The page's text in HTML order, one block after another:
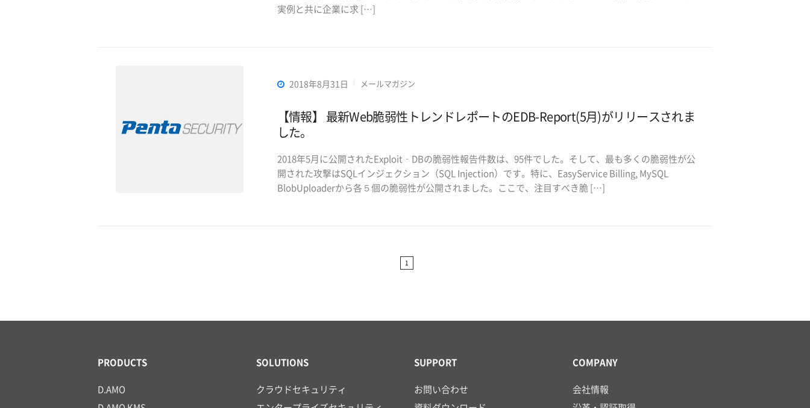
実例と共に企業に求 […]
2018年8月31日 メールマガジン
【情報】 最新Web脆弱性トレンドレポートのEDB-Report(5月)がリリースされま
した。
2018年5月に公開されたExploit‐DBの脆弱性報告件数は、95件でした。そして、最も多くの脆弱性が公
開された攻撃はSQLインジェクション（SQL Injection）です。特に、EasyService Billing, MySQL
BlobUploaderから各５個の脆弱性が公開されました。ここで、注目すべき脆 […]
1
PRODUCTS
D.AMO
SOLUTIONS
クラウドセキュリティ
SUPPORT
お問い合わせ
COMPANY
会社情報